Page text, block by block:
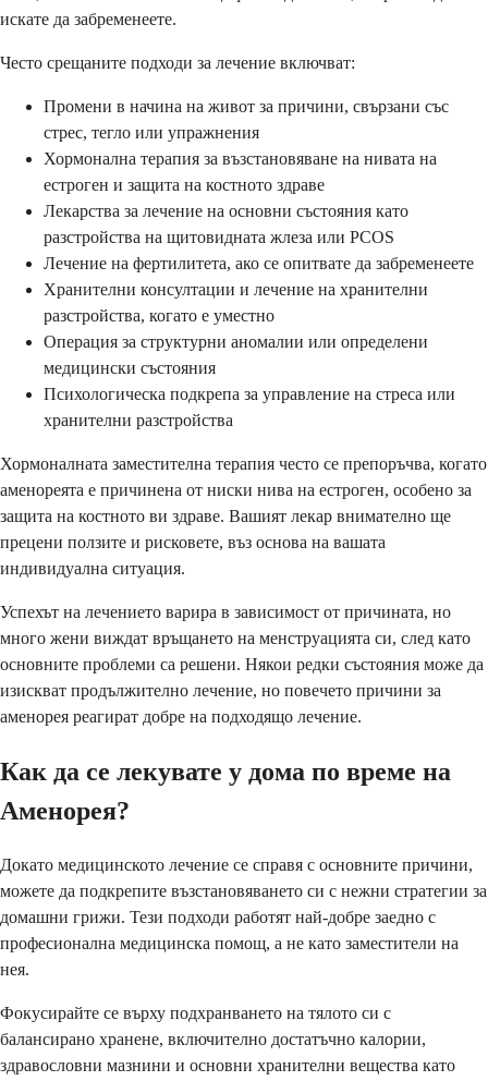
искате да забременеете.
Често срещаните подходи за лечение включват:
Промени в начина на живот за причини, свързани със
стрес, тегло или упражнения
Хормонална терапия за възстановяване на нивата на
естроген и защита на костното здраве
Лекарства за лечение на основни състояния като
разстройства на щитовидната жлеза или PCOS
Лечение на фертилитета, ако се опитвате да забременеете
Хранителни консултации и лечение на хранителни
разстройства, когато е уместно
Операция за структурни аномалии или определени
медицински състояния
Психологическа подкрепа за управление на стреса или
хранителни разстройства
Хормоналната заместителна терапия често се препоръчва, когато
аменореята е причинена от ниски нива на естроген, особено за
защита на костното ви здраве. Вашият лекар внимателно ще
прецени ползите и рисковете, въз основа на вашата
индивидуална ситуация.
Успехът на лечението варира в зависимост от причината, но
много жени виждат връщането на менструацията си, след като
основните проблеми са решени. Някои редки състояния може да
изискват продължително лечение, но повечето причини за
аменорея реагират добре на подходящо лечение.
Как да се лекувате у дома по време на
Аменорея?
Докато медицинското лечение се справя с основните причини,
можете да подкрепите възстановяването си с нежни стратегии за
домашни грижи. Тези подходи работят най-добре заедно с
професионална медицинска помощ, а не като заместители на
нея.
Фокусирайте се върху подхранването на тялото си с
балансирано хранене, включително достатъчно калории,
здравословни мазнини и основни хранителни вещества като